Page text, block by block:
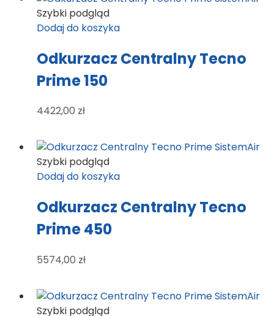
Szybki podgląd
Dodaj do koszyka
Odkurzacz Centralny Tecno
Prime 150
4422,00 zł
Szybki podgląd
Dodaj do koszyka
Odkurzacz Centralny Tecno
Prime 450
5574,00 zł
Szybki podgląd